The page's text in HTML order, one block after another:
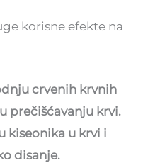
korisne efekte na
crvenih krvnih
prečišćavanju krvi.
kiseonika u krvi i
disanje.